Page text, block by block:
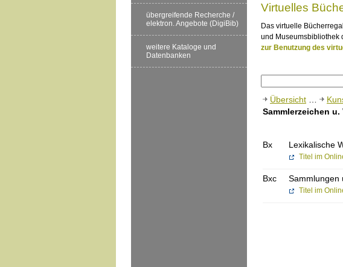
übergreifende Recherche /
elektron. Angebote (DigiBib)
weitere Kataloge und
Datenbanken
Virtuelles
Das virtuelle
und Museumsbibliothek
zur Benutzung des
Übersicht
Sammlerzeichen
Bx Lexikalische
Titel im
Bxc Sammlungen
Titel im